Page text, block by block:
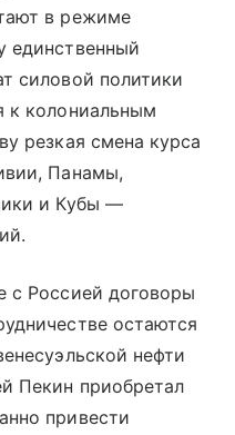
в режиме
единственный
силовой политики
к колониальным
резкая смена курса
Панамы,
и Кубы —
с Россией договоры
остаются
нефти
Пекин приобретал
привести